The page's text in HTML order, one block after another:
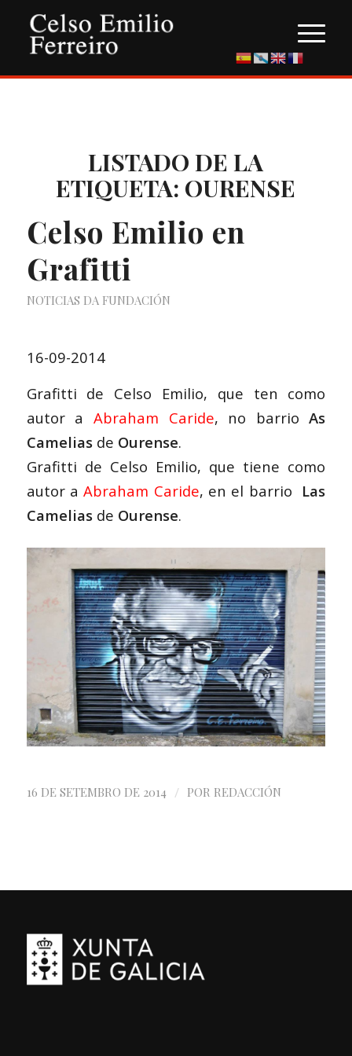
LISTADO DE LA
ETIQUETA: OURENSE
Celso Emilio en
Grafitti
NOTICIAS DA FUNDACIÓN
16-09-2014
Grafitti de Celso Emilio, que ten como
autor a Abraham Caride, no barrioAs
Camelias de Ourense.
Grafitti de Celso Emilio, que tiene como
autor aAbraham Caride, en el barrio Las
Camelias de Ourense.
16 DE SETEMBRO DE 2014 / POR REDACCIÓN